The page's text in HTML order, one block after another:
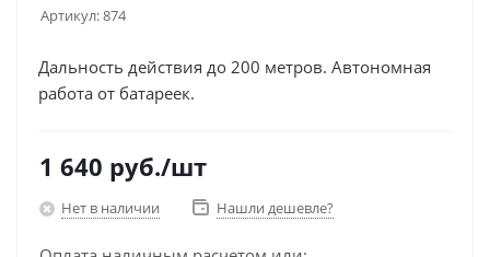
Артикул:874
Дальность действия до 200 метров. Автономная
работа от батареек.
1 640 руб./шт
Нет в наличии Нашли дешевле?